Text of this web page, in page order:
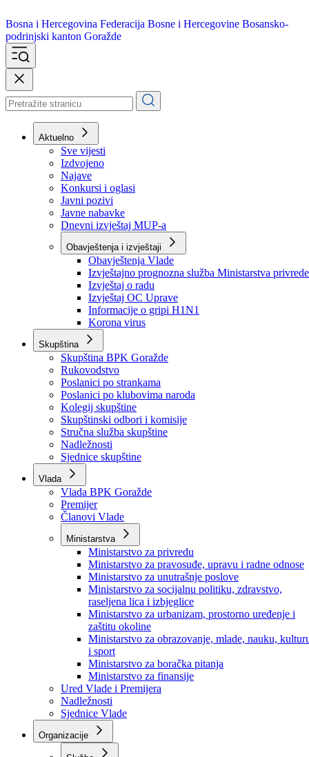
Bosna i Hercegovina
podrinjski kanton Goražde
Aktuelno
Sve vijesti
Izdvojeno
Najave
Konkursi i oglasi
Javni pozivi
Javne nabavke
Dnevni izvještaj MUP-a
Obavještenja i izvještaji
Obavještenja Vlade
Izvještajno prognozna služba Ministarstva privrede
Izvještaj o radu
Izvještaj OC Uprave
Informacije o gripi H1N1
Korona virus
Skupština
Skupština BPK Goražde
Rukovodstvo
Poslanici po strankama
Poslanici po klubovima naroda
Kolegij skupštine
Skupštinski odbori i komisije
Stručna služba skupštine
Nadležnosti
Sjednice skupštine
Vlada
Vlada BPK Goražde
Premijer
Članovi Vlade
Ministarstva
Ministarstvo za privredu
Ministarstvo za pravosuđe, upravu i radne odnose
Ministarstvo za unutrašnje poslove
Ministarstvo za socijalnu politiku, zdravstvo,
raseljena lica i izbjeglice
Ministarstvo za urbanizam, prostorno uređenje i
zaštitu okoline
Ministarstvo za obrazovanje, mlade, nauku,
i sport
Ministarstvo za boračka pitanja
Ministarstvo za finansije
Ured Vlade i Premijera
Nadležnosti
Sjednice Vlade